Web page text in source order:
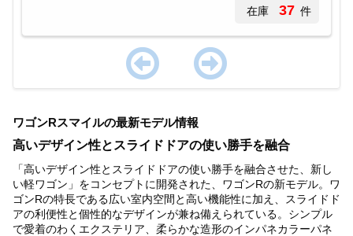
在庫 37 件
of
1
ワゴンRスマイルの最新モデル情報
高いデザイン性とスライドドアの使い勝手を融合
「高いデザイン性とスライドドアの使い勝手を融合させた、新し
い軽ワゴン」をコンセプトに開発された、ワゴンRの新モデル。ワ
ゴンRの特長である広い室内空間と高い機能性に加え、スライドド
アの利便性と個性的なデザインが兼ね備えられている。シンプル
で愛着のわくエクステリア、柔らかな造形のインパネカラーパネ